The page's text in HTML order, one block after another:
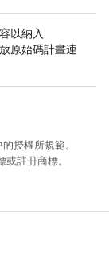
以納入
原始碼計畫連
授權所規範。
註冊商標。